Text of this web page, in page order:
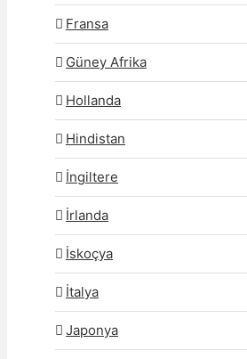
Fransa
Güney Afrika
Hollanda
Hindistan
İngiltere
İrlanda
İskoçya
İtalya
Japonya